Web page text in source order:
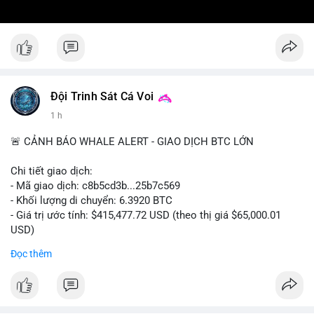
Đội Trinh Sát Cá Voi
1 h
🚨 CẢNH BÁO WHALE ALERT - GIAO DỊCH BTC LỚN
Chi tiết giao dịch:
- Mã giao dịch: c8b5cd3b...25b7c569
- Khối lượng di chuyển: 6.3920 BTC
- Giá trị ước tính: $415,477.72 USD (theo thị giá $65,000.01
USD)
nghìn USD được xác nhận trong mempool, mức chuyển động
Đọc thêm